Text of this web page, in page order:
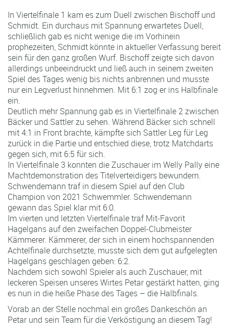
In Viertelfinale 1 kam es zum Duell zwischen Bischoff und
Schmidt. Ein durchaus mit Spannung erwartetes Duell,
schließlich gab es nicht wenige die im Vorhinein
prophezeiten, Schmidt könnte in aktueller Verfassung bereit
sein für den ganz großen Wurf. Bischoff zeigte sich davon
allerdings unbeeindruckt und ließ auch in seinem zweiten
Spiel des Tages wenig bis nichts anbrennen und musste
nur ein Legverlust hinnehmen. Mit 6:1 zog er ins Halbfinale
ein.
Deutlich mehr Spannung gab es in Viertelfinale 2 zwischen
Bäcker und Sattler zu sehen. Während Bäcker sich schnell
mit 4:1 in Front brachte, kämpfte sich Sattler Leg für Leg
zurück in die Partie und entschied diese, trotz Matchdarts
gegen sich, mit 6:5 für sich.
In Viertelfinale 3 konnten die Zuschauer im Welly Pally eine
Machtdemonstration des Titelverteidigers bewundern.
Schwendemann traf in diesem Spiel auf den Club
Champion von 2021 Schwemmler. Schwendemann
gewann das Spiel klar mit 6:0.
Im vierten und letzten Viertelfinale traf Mit-Favorit
Hagelgans auf den zweifachen Doppel-Clubmeister
Kämmerer. Kämmerer, der sich in einem hochspannenden
Achtelfinale durchsetzte, musste sich dem gut aufgelegten
Hagelgans geschlagen geben: 6:2.
Nachdem sich sowohl Spieler als auch Zuschauer, mit
leckeren Speisen unseres Wirtes Petar gestärkt hatten, ging
es nun in die heiße Phase des Tages – die Halbfinals.
Vorab an der Stelle nochmal ein großes Dankeschön an
Petar und sein Team für die Verköstigung an diesem Tag!